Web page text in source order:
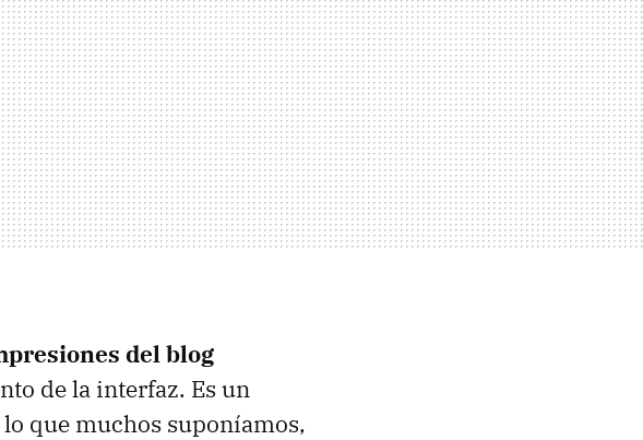
del blog
de la interfaz. Es un
que muchos suponíamos,